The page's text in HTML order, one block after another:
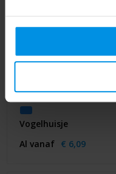
Vogelhuisje
Al vanaf € 6,09